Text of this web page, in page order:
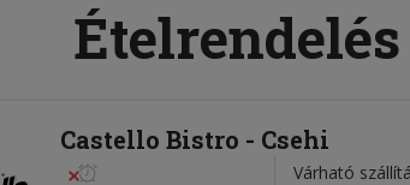
Castello Bistro - Csehi
Várható